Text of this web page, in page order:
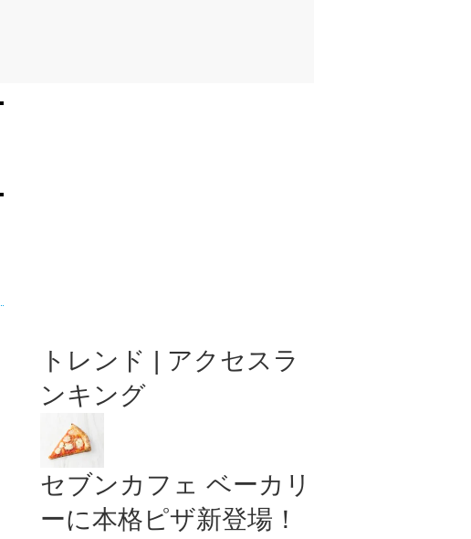
トレンド | アクセスラ
ンキング
セブンカフェ ベーカリ
ーに本格ピザ新登場！